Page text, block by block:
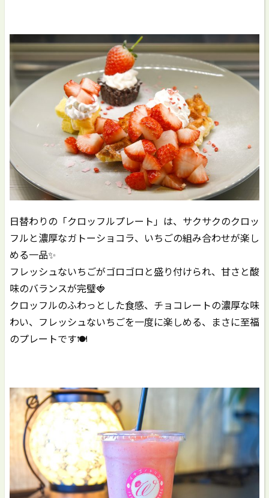
日替わりの「クロッフルプレート」は、サクサクのクロッ
フルと濃厚なガトーショコラ、いちごの組み合わせが楽し
める一品✨
フレッシュないちごがゴロゴロと盛り付けられ、甘さと酸
味のバランスが完璧🍓
クロッフルのふわっとした食感、チョコレートの濃厚な味
わい、フレッシュないちごを一度に楽しめる、まさに至福
のプレートです🍽️